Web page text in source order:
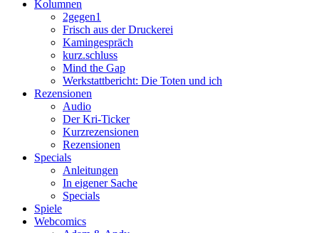
Kolumnen
2gegen1
Frisch aus der Druckerei
Kamingespräch
kurz.schluss
Mind the Gap
Werkstattbericht: Die Toten und ich
Rezensionen
Audio
Der Kri-Ticker
Kurzrezensionen
Rezensionen
Specials
Anleitungen
In eigener Sache
Specials
Spiele
Webcomics